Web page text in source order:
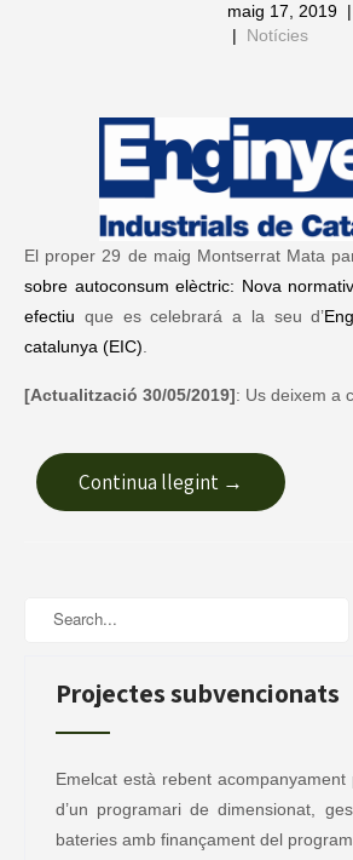
maig 17, 2019 |
| Notícies
El proper 29 de maig Montserrat Mata
sobre autoconsum elèctric: Nova
efectiu que es celebrará a la seu d’
catalunya (EIC)
[Actualització 30/05/2019]: Us deixem a
Continua llegint →
Projectes subvencionats
Emelcat està rebent acompanyament
d’un programari de dimensionat,
bateries amb finançament del